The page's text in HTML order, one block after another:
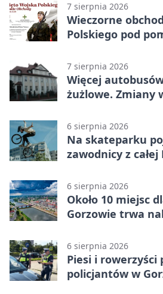
7 sierpnia 2026
Wieczorne
Polskiego pod
7 sierpnia 2026
Więcej
żużlowe. Zmiany
6 sierpnia 2026
Na skateparku
zawodnicy z
6 sierpnia 2026
Około 10 miejsc
Gorzowie trwa
6 sierpnia 2026
Piesi i
policjantów w